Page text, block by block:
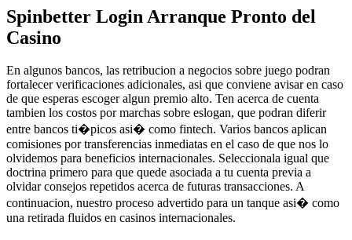
Spinbetter Login Arranque Pronto del
Casino
En algunos bancos, las retribucion a negocios sobre juego podran
fortalecer verificaciones adicionales, asi que conviene avisar en caso
de que esperas escoger algun premio alto. Ten acerca de cuenta
tambien los costos por marchas sobre eslogan, que podran diferir
entre bancos ti�picos asi� como fintech. Varios bancos aplican
comisiones por transferencias inmediatas en el caso de que nos lo
olvidemos para beneficios internacionales. Seleccionala igual que
doctrina primero para que quede asociada a tu cuenta previa a
olvidar consejos repetidos acerca de futuras transacciones. A
continuacion, nuestro proceso advertido para un tanque asi� como
una retirada fluidos en casinos internacionales.